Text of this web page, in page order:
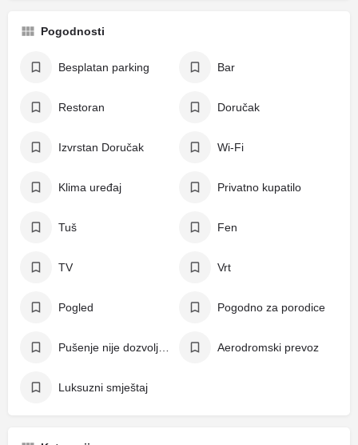
Pogodnosti
Besplatan parking Bar
Restoran Doručak
Izvrstan Doručak Wi-Fi
Klima uređaj Privatno kupatilo
Tuš Fen
TV Vrt
Pogled Pogodno za porodice
Aerodromski prevoz
Luksuzni smještaj